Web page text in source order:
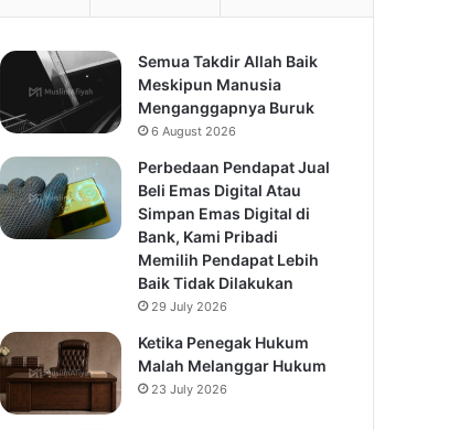
Semua Takdir Allah Baik
Meskipun Manusia
Menganggapnya Buruk
6 August 2026
Perbedaan Pendapat Jual
Beli Emas Digital Atau
Simpan Emas Digital di
Bank, Kami Pribadi
Memilih Pendapat Lebih
Baik Tidak Dilakukan
29 July 2026
Ketika Penegak Hukum
Malah Melanggar Hukum
23 July 2026